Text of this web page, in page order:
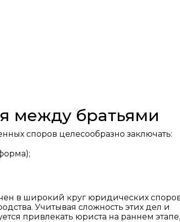
между братьями
споров целесообразно заключать:
в широкий круг юридических
Учитывая сложность этих дел и
привлекать юриста на раннем